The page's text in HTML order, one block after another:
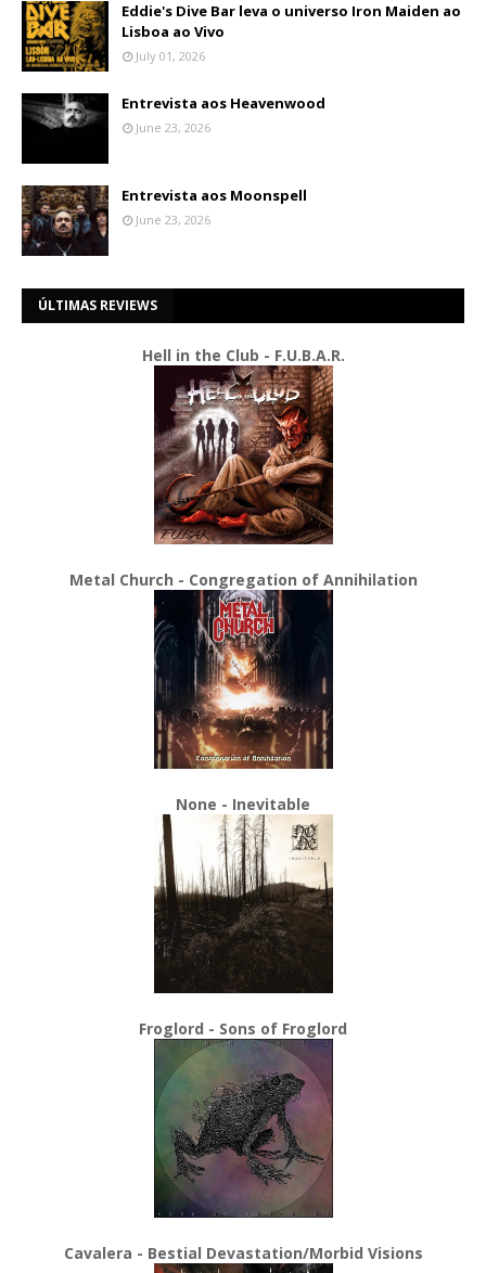
Eddie's Dive Bar leva o universo Iron Maiden ao
Lisboa ao Vivo
July 01, 2026
Entrevista aos Heavenwood
June 23, 2026
Entrevista aos Moonspell
June 23, 2026
ÚLTIMAS REVIEWS
Hell in the Club - F.U.B.A.R.
Metal Church - Congregation of Annihilation
None - Inevitable
Froglord - Sons of Froglord
Cavalera - Bestial Devastation/Morbid Visions